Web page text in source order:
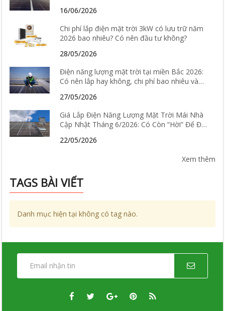
16/06/2026
Chi phí lắp điện mặt trời 3kW có lưu trữ năm
2026 bao nhiêu? Có nên đầu tư không?
28/05/2026
Điện năng lượng mặt trời tại miền Bắc 2026:
Có nên lắp hay không, chi phí bao nhiêu và
27/05/2026
Giá Lắp Điện Năng Lượng Mặt Trời Mái Nhà
Cập Nhật Tháng 6/2026: Có Còn “Hời” Để Đầu
22/05/2026
Xem thêm
TAGS BÀI VIẾT
Danh mục hiện tại không có tag nào.